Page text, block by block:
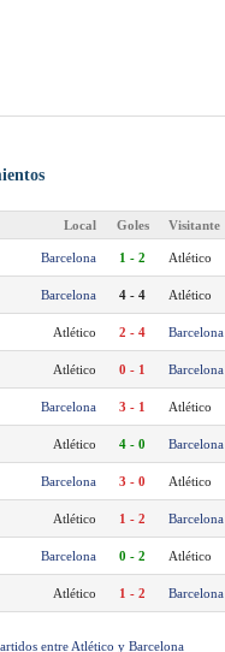
Local Goles Visitante
Barcelona 1 - 2 Atlético
Barcelona 4 - 4 Atlético
Atlético 2 - 4 Barcelona
Atlético 0 - 1 Barcelona
Barcelona 3 - 1 Atlético
Atlético 4 - 0 Barcelona
Barcelona 3 - 0 Atlético
Atlético 1 - 2 Barcelona
Barcelona 0 - 2 Atlético
Atlético 1 - 2 Barcelona
entre Atlético y Barcelona